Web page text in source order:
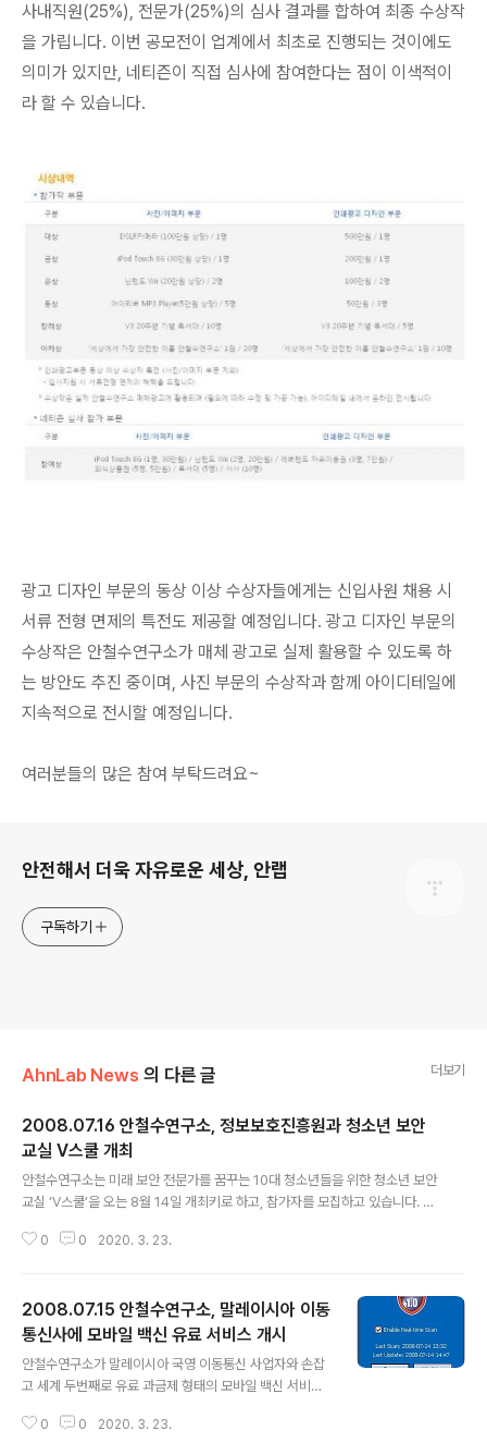
사내직원(25%), 전문가(25%)의 심사 결과를 합하여 최종 수상작
을 가립니다. 이번 공모전이 업계에서 최초로 진행되는 것이에도
의미가 있지만, 네티즌이 직접 심사에 참여한다는 점이 이색적이
라 할 수 있습니다.
광고 디자인 부문의 동상 이상 수상자들에게는 신입사원 채용 시
서류 전형 면제의 특전도 제공할 예정입니다. 광고 디자인 부문의
수상작은 안철수연구소가 매체 광고로 실제 활용할 수 있도록 하
는 방안도 추진 중이며, 사진 부문의 수상작과 함께 아이디테일에
지속적으로 전시할 예정입니다.
여러분들의 많은 참여 부탁드려요~
안전해서 더욱 자유로운 세상, 안랩
구독하기
AhnLab News 의 다른 글 더보기
2008.07.16 안철수연구소, 정보보호진흥원과 청소년 보안
교실 V스쿨 개최
안철수연구소는 미래 보안 전문가를 꿈꾸는 10대 청소년들을 위한 청소년 보안
교실 ‘V스쿨’을 오는 8월 14일 개최키로 하고, 참가자를 모집하고 있습니다. 이
한다고 합니다. V스쿨에는 안철수연구소의 보안전문가를 비롯, 한국정보보호진
정보보안과 안전한 인터넷에 대해 관심있는 중·고등학생이면 누구나 참가 신청
가능하다. 참가를 원하는 청소년들은 7월 16일부터 8월 10일까지 안철수연구
소 홈페이지 공지사항에서 참가 신청서를 다운로드 받아 이메일(master@ah
nlab.com)로 접..
0 0 2020. 3. 23.
2008.07.15 안철수연구소, 말레이시아 이동
통신사에 모바일 백신 유료 서비스 개시
안철수연구소가 말레이시아 국영 이동통신 사업자와 손잡
고 세계 두번째로 유료 과금제 형태의 모바일 백신 서비스
소가 이동통신사와 제휴해 부가서비스 형태로 제공하는 것
0 0 2020. 3. 23.